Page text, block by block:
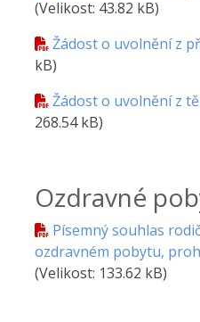
(Velikost: 43.82 kB)
Žádost o uvolnění z
kB)
Žádost o uvolnění z
268.54 kB)
Ozdravné
Písemný souhlas
ozdravném pobytu,
(Velikost: 133.62 kB)